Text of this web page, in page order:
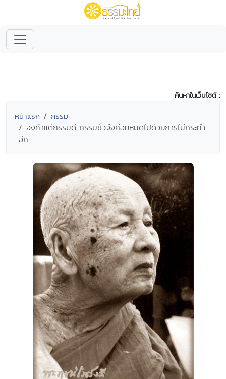
ค้นหาในเว็บไซต์ :
หน้าแรก กรรม
จงทำแต่กรรมดี กรรมชั่วจึงค่อยหมดไปด้วยการไม่กระทำ
อีก